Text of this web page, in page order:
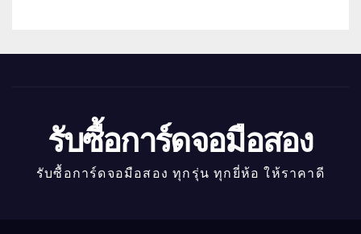
รับซื้อการ์ดจอมือสอง
รับซื้อการ์ดจอมือสอง ทุกรุ่น ทุกยี่ห้อ ให้ราคาดี